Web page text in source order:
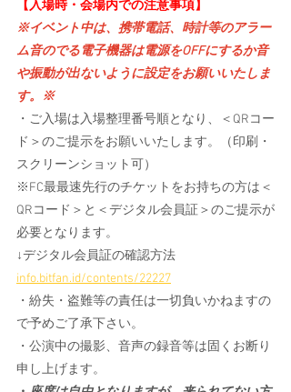
【入場時・会場内での注意事項】
※イベント中は、携帯電話、時計等のアラー
ム音のでる電子機器は電源をOFFにするか音
や振動が出ないように設定をお願いいたしま
す。※
・ご入場は入場整理番号順となり、＜QRコー
ド＞のご提示をお願いいたします。（印刷・
スクリーンショット可）
※FC最最速先行のチケットをお持ちの方は＜
QRコード＞と＜デジタル会員証＞のご提示が
必要となります。
↓デジタル会員証の確認方法
info.bitfan.id/contents/22227
・紛失・盗難等の責任は一切負いかねますの
で予めご了承下さい。
・公演中の撮影、音声の録音等は固くお断り
申し上げます。